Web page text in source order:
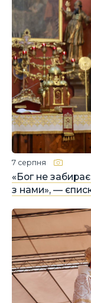
«Бог не
з нами», —
7 серпня